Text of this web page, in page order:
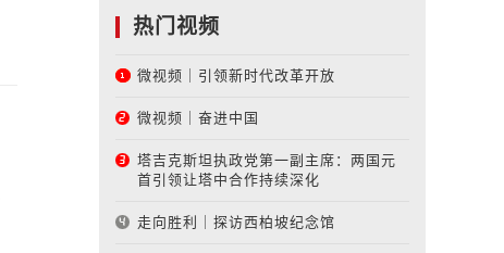
热门视频
微视频｜引领新时代改革开放
微视频｜奋进中国
塔吉克斯坦执政党第一副主席：两国元
首引领让塔中合作持续深化
走向胜利｜探访西柏坡纪念馆